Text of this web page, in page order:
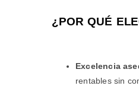
¿POR QUÉ
Excelencia
rentables sin